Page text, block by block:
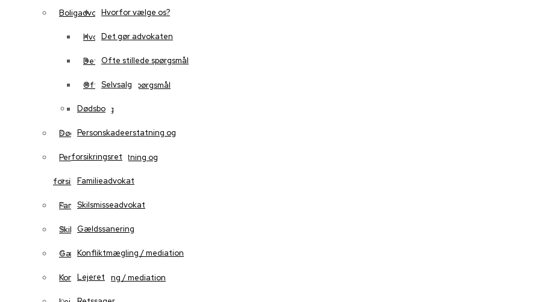
Hvorfor vælge os?
Det gør advokaten
Ofte stillede spørgsmål
Selvsalg
Dødsbo
Personskadeerstatning og
forsikringsret
Familieadvokat
Skilsmisseadvokat
Gældssanering
Konfliktmægling / mediation
Lejeret
Boligadvokat
Hvorfor vælge os?
Det gør advokaten
Ofte stillede spørgsmål
Selvsalg
Dødsbo
Personskadeerstatning og
forsikringsret
Familieadvokat
Skilsmisseadvokat
Gældssanering
Konfliktmægling / mediation